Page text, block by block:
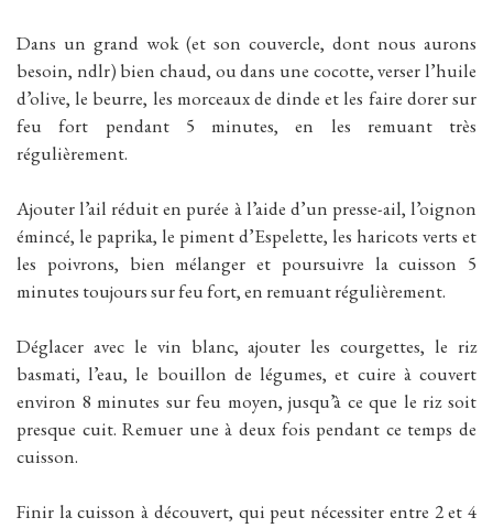
Dans un grand wok (et son couvercle, dont nous aurons
besoin, ndlr) bien chaud, ou dans une cocotte, verser l’huile
d’olive, le beurre, les morceaux de dinde et les faire dorer sur
feu fort pendant 5 minutes, en les remuant très
régulièrement.
Ajouter l’ail réduit en purée à l’aide d’un presse-ail, l’oignon
émincé, le paprika, le piment d’Espelette, les haricots verts et
les poivrons, bien mélanger et poursuivre la cuisson 5
minutes toujours sur feu fort, en remuant régulièrement.
Déglacer avec le vin blanc, ajouter les courgettes, le riz
basmati, l’eau, le bouillon de légumes, et cuire à couvert
environ 8 minutes sur feu moyen, jusqu’à ce que le riz soit
presque cuit. Remuer une à deux fois pendant ce temps de
cuisson.
Finir la cuisson à découvert, qui peut nécessiter entre 2 et 4